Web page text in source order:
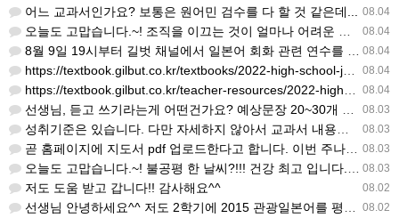
08.04
어느 교과서인가요? 보통은 원어민 검수를 다 할 것 같은데...
08.04
오늘도 고맙습니다.~! 조직을 이끄는 것이 얼마나 어려운 일일까요? 우선 봉사하는 마음이 필요!!! 감사해요…
08.04
8월 9일 19시부터 길벗 채널에서 일본어 회화 관련 연수를 저작 직강으로 한다고 합니다. 많이 도움이 되실…
08.04
https://textbook.gilbut.co.kr/textbooks/2022-high-school-jap…
08.04
https://textbook.gilbut.co.kr/teacher-resources/2022-high-sc…
08.03
선생님, 듣고 쓰기라는게 어떤건가요? 예상문장 20~30개 중 몇개를 틀어주고 들리는대로 쓰는 건가요? 자세…
08.03
성취기준은 있습니다. 다만 자세하지 않아서 교과서 내용에 맞게 좀 더 구체적으로 재구조화를 하신 선생님이 계…
08.03
곧 홈페이지에 지도서 pdf 업로드한다고 합니다. 이번 주나 다음 주에 e-book 기반 전자저작물도 업로드…
08.03
오늘도 고맙습니다.~! 불공평 한 날씨?!!! 건강 최고 입니다. ^^
08.02
저도 도움 받고 갑니다!! 감사해요^^
08.02
선생님 안녕하세요^^ 저도 2학기에 2015 관광일본어를 평가계획을 세우려고 하는데. ..아무리 찾아도 없어…